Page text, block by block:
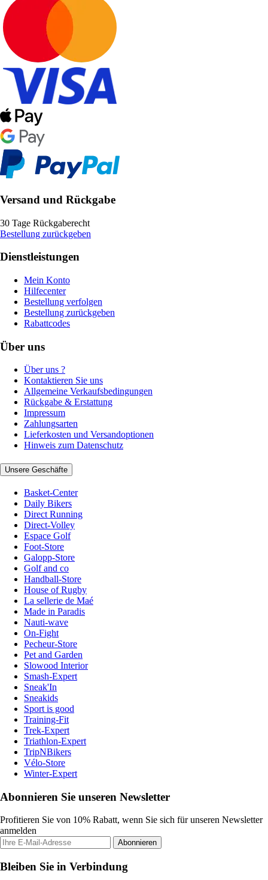
Versand und Rückgabe
30 Tage Rückgaberecht
Bestellung zurückgeben
Dienstleistungen
Mein Konto
Hilfecenter
Bestellung verfolgen
Bestellung zurückgeben
Rabattcodes
Über uns
Über uns ?
Kontaktieren Sie uns
Allgemeine Verkaufsbedingungen
Rückgabe & Erstattung
Impressum
Zahlungsarten
Lieferkosten und Versandoptionen
Hinweis zum Datenschutz
Unsere Geschäfte
Basket-Center
Daily Bikers
Direct Running
Direct-Volley
Espace Golf
Foot-Store
Galopp-Store
Golf and co
Handball-Store
House of Rugby
La sellerie de Maé
Made in Paradis
Nauti-wave
On-Fight
Pecheur-Store
Pet and Garden
Slowood Interior
Smash-Expert
Sneak'In
Sneakids
Sport is good
Training-Fit
Trek-Expert
Triathlon-Expert
TripNBikers
Vélo-Store
Winter-Expert
Abonnieren Sie unseren Newsletter
Profitieren Sie von 10% Rabatt, wenn Sie sich für unseren Newsletter
anmelden
Abonnieren
Bleiben Sie in Verbindung